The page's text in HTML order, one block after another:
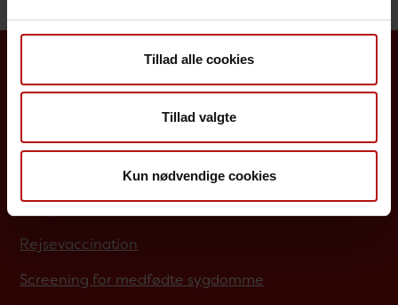
Tillad alle cookies
Tillad valgte
Kun nødvendige cookies
Borgere
Det danske børnevaccinationsprogram
Influenzavaccination
Rejsevaccination
Screening for medfødte sygdomme